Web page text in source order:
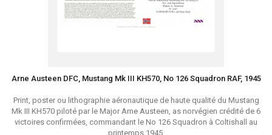
Arne Austeen DFC, Mustang Mk III KH570, No 126 Squadron RAF, 1945
Print, poster ou lithographie aéronautique de haute qualité du Mustang
Mk III KH570 piloté par le Major Arne Austeen, as norvégien crédité de 6
victoires confirmées, commandant le No 126 Squadron à Coltishall au
printemps 1945.